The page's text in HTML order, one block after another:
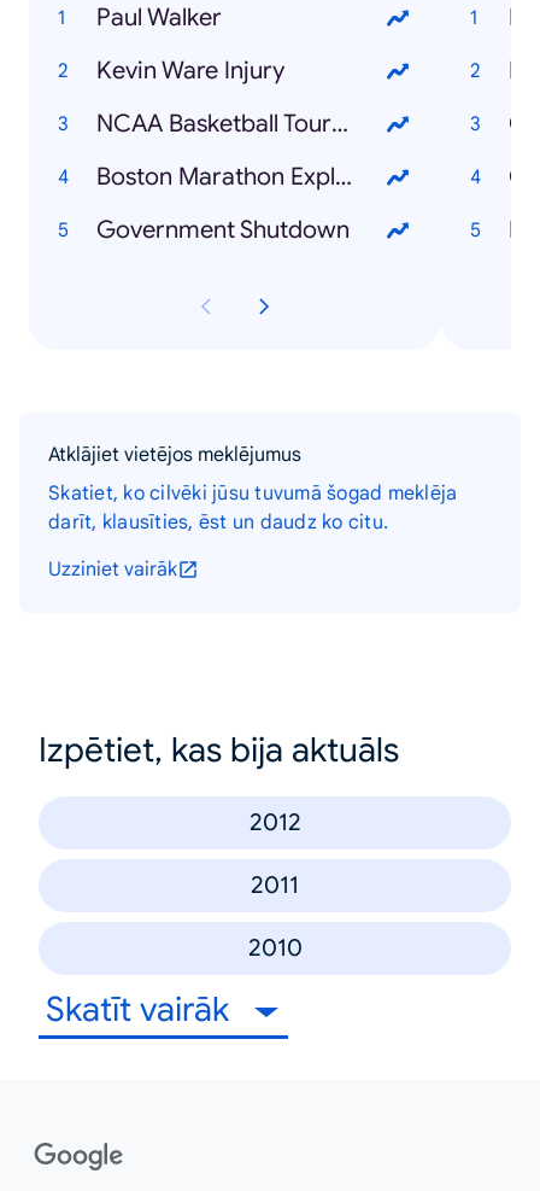
Paul Walker
Kevin Ware Injury
NCAA Basketball Tournament
Boston Marathon Explosion
Government Shutdown
Atklājiet vietējos meklējumus
Skatiet, ko cilvēki jūsu tuvumā šogad meklēja
darīt, klausīties, ēst un daudz ko citu.
Uzziniet vairāk
Izpētiet, kas bija aktuāls
2012
2011
2010
Skatīt vairāk